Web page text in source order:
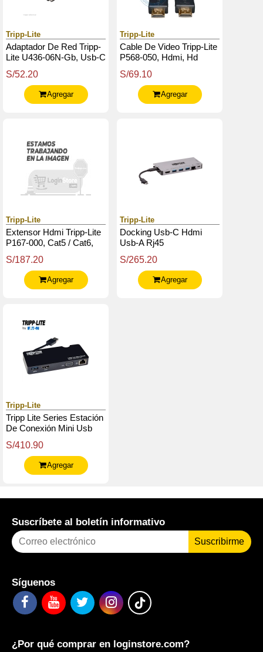
Tripp-Lite
Adaptador De Red Tripp-
Lite U436-06N-Gb, Usb-C
Con Thunderbolt 3.
S/52.20
Agregar
Tripp-Lite
Cable De Video Tripp-Lite
P568-050, Hdmi, Hd
S/69.10
Agregar
Tripp-Lite
Extensor Hdmi Tripp-Lite
P167-000, Cat5 / Cat6,
Placas De Pared.
S/187.20
Agregar
Tripp-Lite
Docking Usb-C Hdmi
Usb-A Rj45
S/265.20
Agregar
Tripp-Lite
Tripp Lite Series Estación
De Conexión Mini Usb
Vídeo Vga, Gbe
S/410.90
Agregar
Suscríbete al boletín informativo
Suscribirme
Síguenos
¿Por qué comprar en loginstore.com?